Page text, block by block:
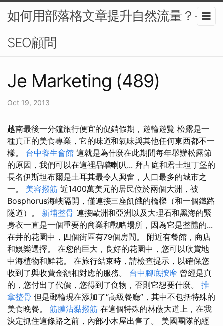
如何用部落格文章提升自然流量？-
SEO顧問
Je Marketing (489)
Oct 19, 2013
越南最後一分鐘旅行便宜的促銷假期，遊輪遊覽 松露是一
種真正的美食專業，它的味道和氣味與其他任何東西都不一
樣。 台中養生會館 這就是為什麼在此期間每年舉辦松露節
的原因，我們可以在這裡品嚐喇叭... 拜占庭和君士坦丁堡的
長名伊斯坦布爾是土耳其最令人興奮，人口最多的城市之
一。 美容撥筋 近1400萬美元的居民位於兩個大洲，被
Bosphorus海峽隔開，僅連接三座飢餓的橋樑（和一個鐵路
隧道）。 新埔整骨 連接歐洲和亞洲以及大理石和黑海的緊
身衣一直是一個重要的商業和戰略場所，因為它是整體的...
在井的花園中，四個街區有79個房間。 附近有餐館，商店
和娛樂選擇。 在您的巨大，良好的花園中，您可以欣賞地
中海植物和鮮花。 在旅行結束時，請檢查提示，以確保您
收到了與收費金額相對應的服務。 台中腳底按摩 曾經是真
的，您付出了代價，您得到了食物，否則它想要什麼。 推
拿整骨 但是郵輪現在添加了“高級餐廳”，其中不包括特殊的
美食晚餐。 筋膜沾黏撥筋 在這個特殊的林蔭大道上，在我
決定抓住這條路之前，內部小木屋出售了。 美國團隊的經